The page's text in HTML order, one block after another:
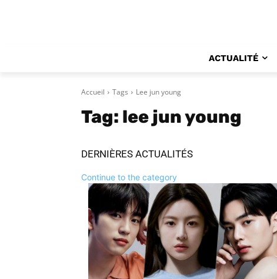
ACTUALITÉ
Accueil Tags Lee jun young
Tag: lee jun young
DERNIÈRES ACTUALITÉS
Continue to the category